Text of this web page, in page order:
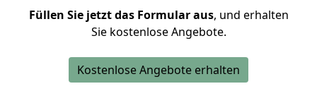
Füllen Sie jetzt das Formular aus, und erhalten
Sie kostenlose Angebote.
Kostenlose Angebote erhalten